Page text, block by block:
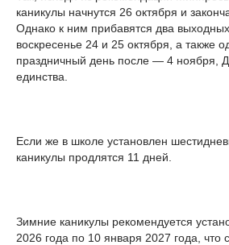
каникулы начнутся 26 октября и
Однако к ним прибавятся два
воскресенье 24 и 25 октября, а также
праздничный день после — 4 ноября,
единства.
Если же в школе установлен
каникулы продлятся 11 дней.
Зимние каникулы рекомендуется
2026 года по 10 января 2027 года, что